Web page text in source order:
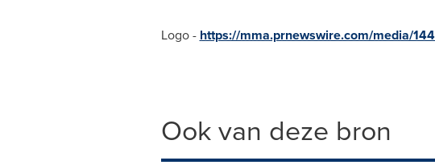
Logo - https://mma.prnewswire.com/media/
Ook van deze bron